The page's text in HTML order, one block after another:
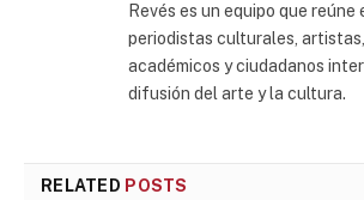
Revés es un equipo que
periodistas culturales,
académicos y ciudadanos
difusión del arte y la cultura.
RELATED POSTS